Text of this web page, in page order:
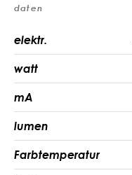
daten
elektr.
watt
mA
lumen
Farbtemperatur